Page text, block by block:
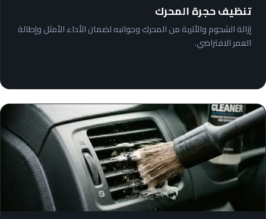
تنظيف حجرة المحرك
إزالة الشحوم والأتربة من المحرك وجوانبه لضمان الأداء الأمثل وإطالة
العمر الافتراضي.